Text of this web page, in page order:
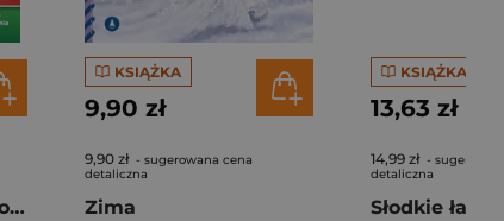
Wesołych świąt. Opowiadanka & rzepiki
KSIĄŻKA
9,90 zł
9,90 zł - sugerowana cena
detaliczna
Zima
KSIĄŻKA
13,63 zł
14,99 zł -
detaliczna